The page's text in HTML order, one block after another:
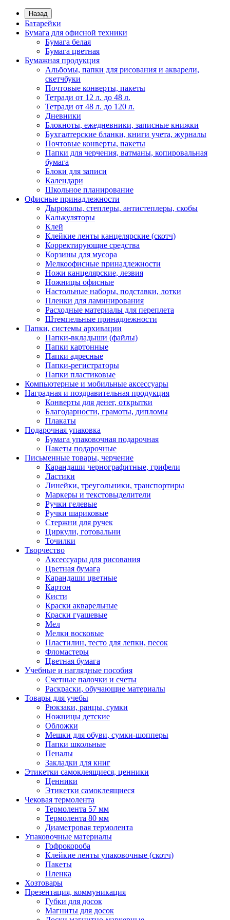
Назад
Батарейки
Бумага для офисной техники
Бумага белая
Бумага цветная
Бумажная продукция
Альбомы, папки для рисования и акварели,
скетчбуки
Почтовые конверты, пакеты
Тетради от 12 л. до 48 л.
Тетради от 48 л. до 120 л.
Дневники
Блокноты, ежедневники, записные книжки
Бухгалтерские бланки, книги учета, журналы
Почтовые конверты, пакеты
Папки для черчения, ватманы, копировальная
бумага
Блоки для записи
Календари
Школьное планирование
Офисные принадлежности
Дыроколы, степлеры, антистеплеры, скобы
Калькуляторы
Клей
Клейкие ленты канцелярские (скотч)
Корректирующие средства
Корзины для мусора
Мелкоофисные принадлежности
Ножи канцелярские, лезвия
Ножницы офисные
Настольные наборы, подставки, лотки
Пленки для ламинирования
Расходные материалы для переплета
Штемпельные принадлежности
Папки, системы архивации
Папки-вкладыши (файлы)
Папки картонные
Папки адресные
Папки-регистраторы
Папки пластиковые
Компьютерные и мобильные аксессуары
Наградная и поздравительная продукция
Конверты для денег, открытки
Благодарности, грамоты, дипломы
Плакаты
Подарочная упаковка
Бумага упаковочная подарочная
Пакеты подарочные
Письменные товары, черчение
Карандаши чернографитные, грифели
Ластики
Линейки, треугольники, транспортиры
Маркеры и текстовыделители
Ручки гелевые
Ручки шариковые
Стержни для ручек
Циркули, готовальни
Точилки
Творчество
Аксессуары для рисования
Цветная бумага
Карандаши цветные
Картон
Кисти
Краски акварельные
Краски гуашевые
Мел
Мелки восковые
Пластилин, тесто для лепки, песок
Фломастеры
Цветная бумага
Учебные и наглядные пособия
Счетные палочки и счеты
Раскраски, обучающие материалы
Товары для учебы
Рюкзаки, ранцы, сумки
Ножницы детские
Обложки
Мешки для обуви, сумки-шопперы
Папки школьные
Пеналы
Закладки для книг
Этикетки самоклеящиеся, ценники
Ценники
Этикетки самоклеящиеся
Чековая термолента
Термолента 57 мм
Термолента 80 мм
Диаметровая термолента
Упаковочные материалы
Гофрокороба
Клейкие ленты упаковочные (скотч)
Пакеты
Пленка
Хозтовары
Презентация, коммуникация
Губки для досок
Магниты для досок